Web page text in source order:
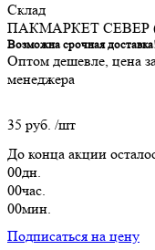
Склад
ПАКМАРКЕТ СЕВЕР
Возможна срочная
Оптом дешевле, цена
менеджера
35 руб. /шт
До конца акции
00дн.
00час.
00мин.
Подписаться на цену